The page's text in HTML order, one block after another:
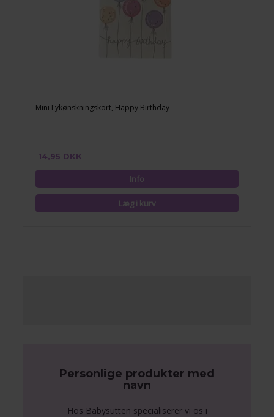
Mini Lykønskningskort, Happy Birthday
14,95 DKK
Personlige produkter med
navn
Hos Babysutten specialiserer vi os i